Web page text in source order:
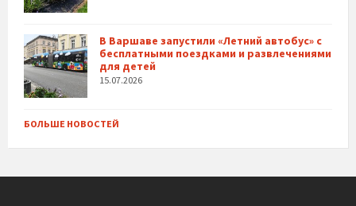
В Варшаве запустили «Летний автобус» с
бесплатными поездками и развлечениями
для детей
15.07.2026
БОЛЬШЕ НОВОСТЕЙ